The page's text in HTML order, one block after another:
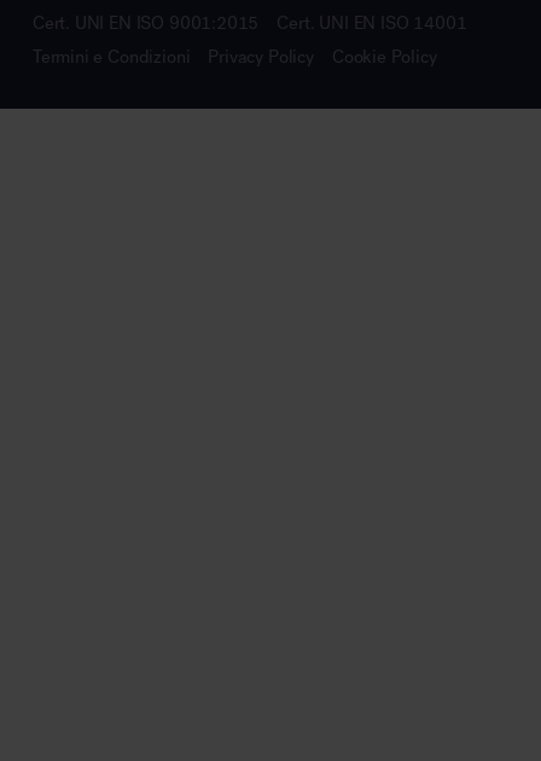
Cert. UNI EN ISO 9001:2015
Cert. UNI EN ISO 14001
Termini e Condizioni
Privacy Policy Cookie Policy